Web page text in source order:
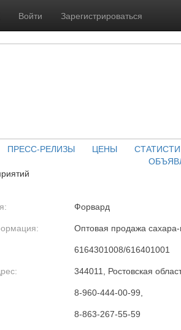
Войти Зарегистрироваться
ПРЕСС-РЕЛИЗЫ ЦЕНЫ
Форвард
Оптовая продажа
6164301008/616401001
344011, Ростовская
8-960-444-00-99,
8-863-267-55-59